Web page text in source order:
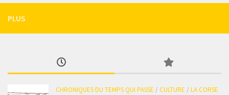
PLUS
CHRONIQUES DU TEMPS QUI PASSE / CULTURE / LA CORSE